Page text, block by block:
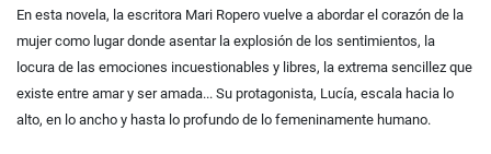
En esta novela, la escritora Mari Ropero vuelve a abordar el corazón de la
mujer como lugar donde asentar la explosión de los sentimientos, la
locura de las emociones incuestionables y libres, la extrema sencillez que
existe entre amar y ser amada... Su protagonista, Lucía, escala hacia lo
alto, en lo ancho y hasta lo profundo de lo femeninamente humano.